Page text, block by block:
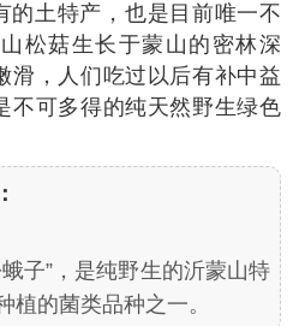
的土特产，也是目前唯一不
松菇生长于蒙山的密林深
滑，人们吃过以后有补中益
不可多得的纯天然野生绿色
子”，是纯野生的沂蒙山特
植的菌类品种之一。